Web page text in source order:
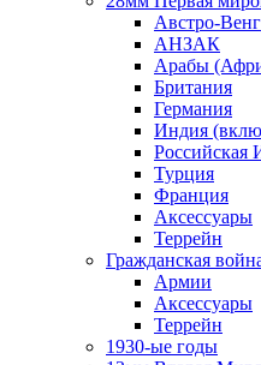
Австро-
АНЗАК
Арабы
Британия
Германия
Индия
Российская
Турция
Франция
Аксессуары
Террейн
Гражданская
Армии
Аксессуары
Террейн
1930-ые годы